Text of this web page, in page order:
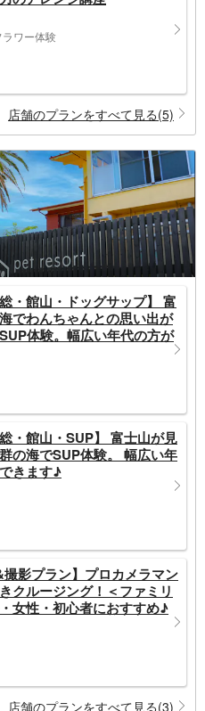
ワー体験
店舗のプランをすべて見る(5)
・館山・ドッグサップ】 富
でわんちゃんとの思い出が
体験。幅広い年代の方が
・館山・SUP】 富士山が見
の海でSUP体験。 幅広い年
きます♪
撮影プラン】プロカメラマン
クルージング！＜ファミリ
女性・初心者におすすめ♪
店舗のプランをすべて見る(3)